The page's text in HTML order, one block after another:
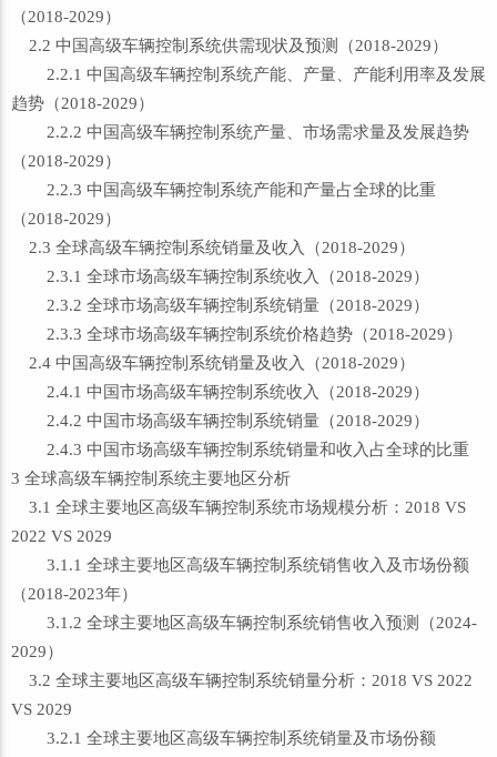
（2018-2029）
2.2 中国高级车辆控制系统供需现状及预测（2018-2029）
2.2.1 中国高级车辆控制系统产能、产量、产能利用率及发展
趋势（2018-2029）
2.2.2 中国高级车辆控制系统产量、市场需求量及发展趋势
（2018-2029）
2.2.3 中国高级车辆控制系统产能和产量占全球的比重
（2018-2029）
2.3 全球高级车辆控制系统销量及收入（2018-2029）
2.3.1 全球市场高级车辆控制系统收入（2018-2029）
2.3.2 全球市场高级车辆控制系统销量（2018-2029）
2.3.3 全球市场高级车辆控制系统价格趋势（2018-2029）
2.4 中国高级车辆控制系统销量及收入（2018-2029）
2.4.1 中国市场高级车辆控制系统收入（2018-2029）
2.4.2 中国市场高级车辆控制系统销量（2018-2029）
2.4.3 中国市场高级车辆控制系统销量和收入占全球的比重
3 全球高级车辆控制系统主要地区分析
3.1 全球主要地区高级车辆控制系统市场规模分析：2018 VS
2022 VS 2029
3.1.1 全球主要地区高级车辆控制系统销售收入及市场份额
（2018-2023年）
3.1.2 全球主要地区高级车辆控制系统销售收入预测（2024-
2029）
3.2 全球主要地区高级车辆控制系统销量分析：2018 VS 2022
VS 2029
3.2.1 全球主要地区高级车辆控制系统销量及市场份额